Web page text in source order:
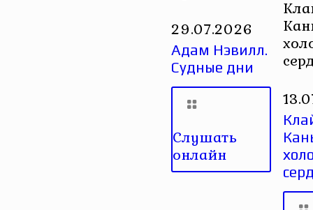
29.07.2026
Адам Нэвилл.
Судные дни
Слушать
онлайн